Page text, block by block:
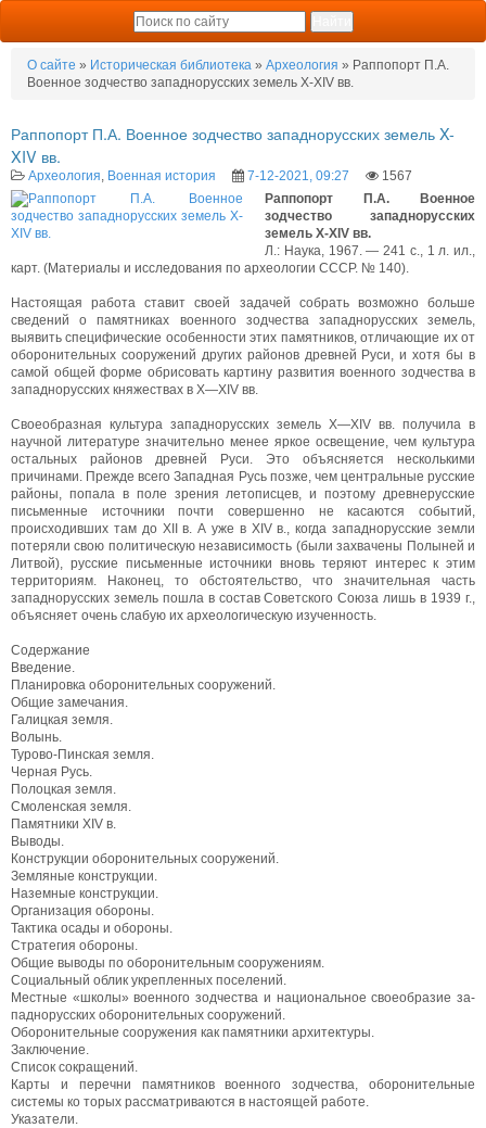
О сайте » Историческая библиотека » Археология » Раппопорт П.А.
Военное зодчество западнорусских земель X-XIV вв.
Раппопорт П.А. Военное зодчество западнорусских земель X-
XIV вв.
Археология Военная история 7-12-2021, 09:27
1567
Раппопорт П.А. Военное
зодчество западнорусских
земель X-XIV вв.
Л.: Наука, 1967. — 241 с., 1 л. ил.,
карт. (Материалы и исследования по археологии СССР. № 140).
Настоящая работа ставит своей задачей собрать возможно больше
сведений о памятниках военного зодчества западнорусских земель,
выявить специфические особенности этих памятников, отличающие их от
оборонительных сооружений других районов древней Руси, и хотя бы в
самой общей форме обрисовать картину развития военного зодчества в
западнорусских княжествах в X—XIV вв.
Своеобразная культура западнорусских земель X—XIV вв. получила в
научной литературе значительно менее яркое освещение, чем культура
остальных районов древней Руси. Это объясняется несколькими
причинами. Прежде всего Западная Русь позже, чем центральные русские
районы, попала в поле зрения летописцев, и поэтому древнерусские
письменные источники почти совершенно не касаются событий,
происходивших там до XII в. А уже в XIV в., когда западнорусские земли
потеряли свою политическую независимость (были захвачены Полыней и
Литвой), русские письменные источники вновь теряют интерес к этим
территориям. Наконец, то обстоятельство, что значительная часть
западнорусских земель пошла в состав Советского Союза лишь в 1939 г.,
объясняет очень слабую их археологическую изученность.
Содержание
Введение.
Планировка оборонительных сооружений.
Общие замечания.
Галицкая земля.
Волынь.
Турово-Пинская земля.
Черная Русь.
Полоцкая земля.
Смоленская земля.
Памятники XIV в.
Выводы.
Конструкции оборонительных сооружений.
Земляные конструкции.
Наземные конструкции.
Организация обороны.
Тактика осады и обороны.
Стратегия обороны.
Общие выводы по оборонительным сооружениям.
Социальный облик укрепленных поселений.
Местные «школы» военного зодчества и национальное своеобразие за­
паднорусских оборонительных сооружений.
Оборонительные сооружения как памятники архитектуры.
Заключение.
Список сокращений.
Карты и перечни памятников военного зодчества, оборонительные
системы ко­ торых рассматриваются в настоящей работе.
Указатели.